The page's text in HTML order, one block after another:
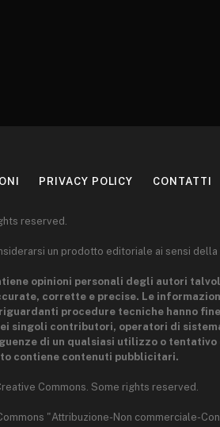
PRIVACY POLICY CONTATTI
reserved.
un prodotto editoriale ai sensi
opinioni personali degli autori
corrette e precise. Le
procedure tecniche hanno
singoli contributori, operatori di
di un qualsiasi utilizzo o
contiene contenuti pubblicitari.
Commons. Some rights reserved.
"Attribuzione-Non commerciale-